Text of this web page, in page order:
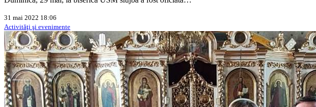
31 mai 2022 18:06
Activităţi şi evenimente